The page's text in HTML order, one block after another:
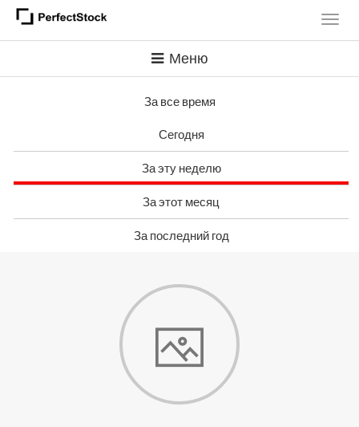
Меню
За все время
Сегодня
За эту неделю
За этот месяц
За последний год